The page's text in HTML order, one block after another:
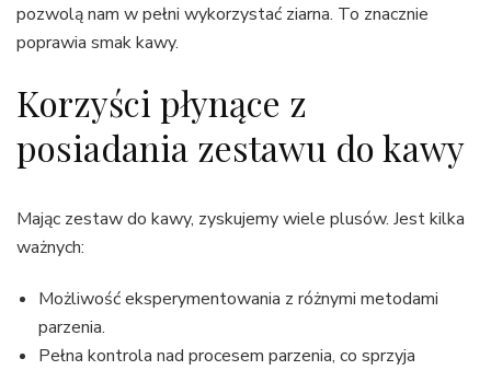
pozwolą nam w pełni wykorzystać ziarna. To znacznie
poprawia smak kawy.
Korzyści płynące z
posiadania zestawu do kawy
Mając zestaw do kawy, zyskujemy wiele plusów. Jest kilka
ważnych:
Możliwość eksperymentowania z różnymi metodami
parzenia.
Pełna kontrola nad procesem parzenia, co sprzyja